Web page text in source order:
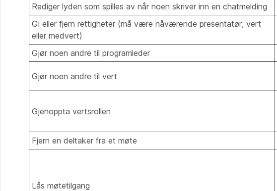
Rediger lyden som spilles av når noen skriver inn en chatmelding
Gi eller fjern rettigheter (må være nåværende presentatør, vert
eller medvert)
Gjør noen andre til programleder
Gjør noen andre til vert
Gjenoppta vertsrollen
Fjern en deltaker fra et møte
Lås møtetilgang